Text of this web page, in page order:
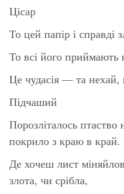
Цісар
То цей папір і справді
То всі його приймають
Це чудасія — та нехай,
Підчаший
Порозліталось птаство
покрило з краю в край.
Де хочеш лист
злота, чи срібла,